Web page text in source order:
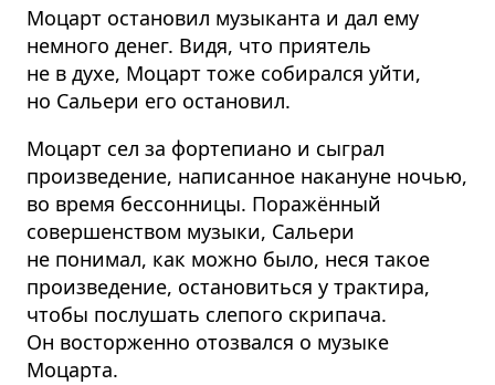
Моцарт остановил музыканта и дал ему
немного денег. Видя, что приятель
не в духе, Моцарт тоже собирался уйти,
но Сальери его остановил.
Моцарт сел за фортепиано и сыграл
произведение, написанное накануне ночью,
во время бессонницы. Поражённый
совершенством музыки, Сальери
не понимал, как можно было, неся такое
произведение, остановиться у трактира,
чтобы послушать слепого скрипача.
Он восторженно отозвался о музыке
Моцарта.